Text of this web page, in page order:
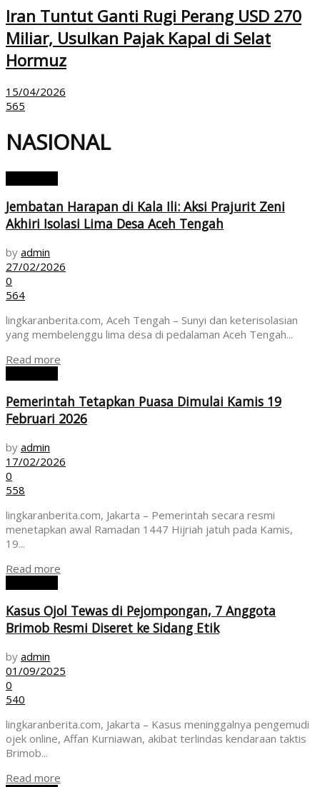
Iran Tuntut Ganti Rugi Perang USD 270
Miliar, Usulkan Pajak Kapal di Selat
Hormuz
15/04/2026
565
NASIONAL
Jembatan Harapan di Kala Ili: Aksi Prajurit Zeni
Akhiri Isolasi Lima Desa Aceh Tengah
by admin
27/02/2026
0
564
lingkaranberita.com, Aceh Tengah – Sunyi dan keterisolasian
yang membelenggu lima desa di pedalaman Aceh Tengah...
Read more
Pemerintah Tetapkan Puasa Dimulai Kamis 19
Februari 2026
by admin
17/02/2026
0
558
lingkaranberita.com, Jakarta – Pemerintah secara resmi
menetapkan awal Ramadan 1447 Hijriah jatuh pada Kamis,
19...
Read more
Kasus Ojol Tewas di Pejompongan, 7 Anggota
Brimob Resmi Diseret ke Sidang Etik
by admin
01/09/2025
0
540
lingkaranberita.com, Jakarta – Kasus meninggalnya pengemudi
ojek online, Affan Kurniawan, akibat terlindas kendaraan taktis
Brimob...
Read more